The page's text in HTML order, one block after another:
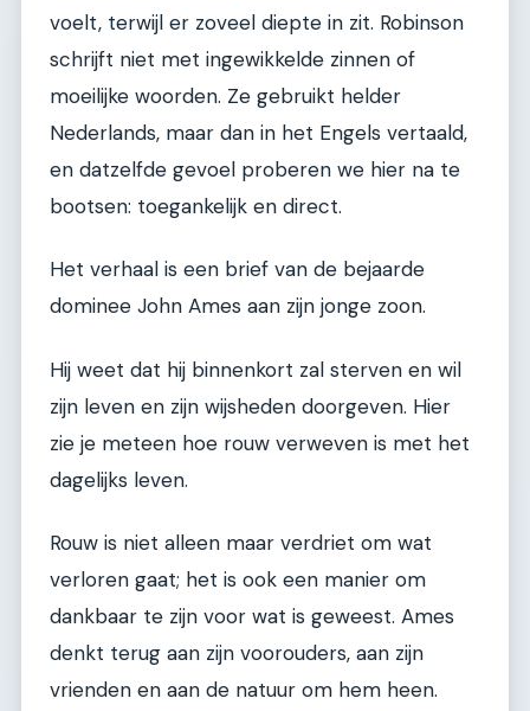
voelt, terwijl er zoveel diepte in zit. Robinson
schrijft niet met ingewikkelde zinnen of
moeilijke woorden. Ze gebruikt helder
Nederlands, maar dan in het Engels vertaald,
en datzelfde gevoel proberen we hier na te
bootsen: toegankelijk en direct.
Het verhaal is een brief van de bejaarde
dominee John Ames aan zijn jonge zoon.
Hij weet dat hij binnenkort zal sterven en wil
zijn leven en zijn wijsheden doorgeven. Hier
zie je meteen hoe rouw verweven is met het
dagelijks leven.
Rouw is niet alleen maar verdriet om wat
verloren gaat; het is ook een manier om
dankbaar te zijn voor wat is geweest. Ames
denkt terug aan zijn voorouders, aan zijn
vrienden en aan de natuur om hem heen.